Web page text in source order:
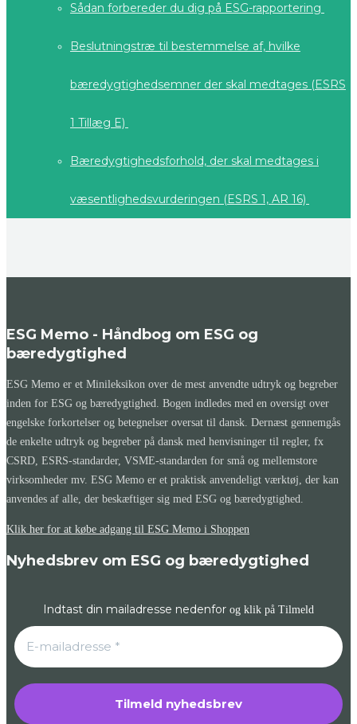
Sådan forbereder du dig på ESG-rapportering
Beslutningstræ til bestemmelse af, hvilke
bæredygtighedsemner der skal medtages (ESRS
1 Tillæg E)
Bæredygtighedsforhold, der skal medtages i
væsentlighedsvurderingen (ESRS 1, AR 16)
ESG Memo - Håndbog om ESG og
bæredygtighed
ESG Memo er et Minileksikon over de mest anvendte udtryk og begreber
inden for ESG og bæredygtighed. Bogen indledes med en oversigt over
engelske forkortelser og betegnelser oversat til dansk. Dernæst gennemgås
de enkelte udtryk og begreber på dansk med henvisninger til regler, fx
CSRD, ESRS-standarder, VSME-standarden for små og mellemstore
virksomheder mv. ESG Memo er et praktisk anvendeligt værktøj, der kan
anvendes af alle, der beskæftiger sig med ESG og bæredygtighed.
Klik her for at købe adgang til ESG Memo i Shoppen
Nyhedsbrev om ESG og bæredygtighed
Indtast din mailadresse nedenfor og klik på Tilmeld